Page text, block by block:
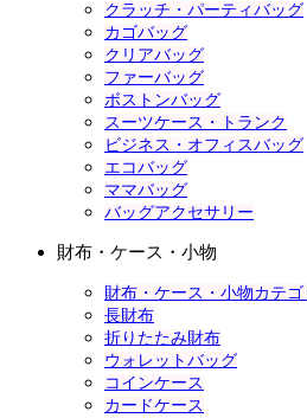
クラッチ・パーティバッグ
カゴバッグ
クリアバッグ
ファーバッグ
ボストンバッグ
スーツケース・トランク
ビジネス・オフィスバッグ
エコバッグ
ママバッグ
バッグアクセサリー
財布・ケース・小物
財布・ケース・小物カテゴ
長財布
折りたたみ財布
ウォレットバッグ
コインケース
カードケース